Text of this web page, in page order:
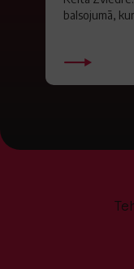
balsojumā,